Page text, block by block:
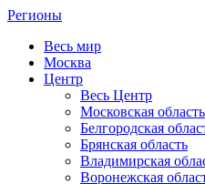
Регионы
Весь мир
Москва
Центр
Весь Центр
Московская область
Белгородская
Брянская область
Владимирская
Воронежская